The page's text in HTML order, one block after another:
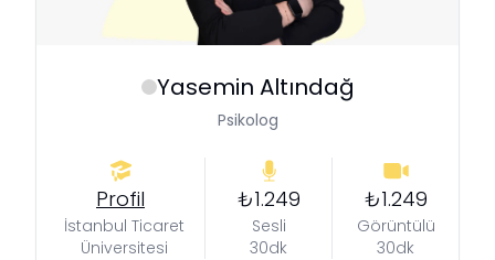
Yasemin Altındağ
Psikolog
Profil
İstanbul Ticaret
Üniversitesi
₺1.249
Sesli
30dk
₺1.249
Görüntülü
30dk